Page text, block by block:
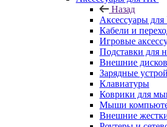
Назад
Аксессуары
Кабели и
Игровые
Подставки для
Внешние
Зарядные
Клавиатуры
Коврики для
Мыши
Внешние